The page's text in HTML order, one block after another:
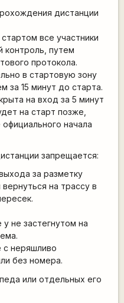
дистанции
все участники
контроль, путем
протокола.
в стартовую зону
за 15 минут до старта.
на вход за 5 минут
на старт позже,
начала
запрещается:
за разметку
на трассу в
не застегнутом на
с неряшливо
без номера.
или отдельных его